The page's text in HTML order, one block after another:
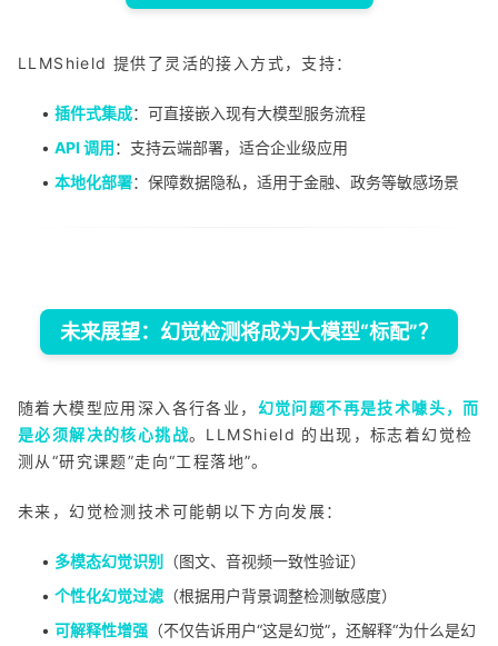
LLMShield 提供了灵活的接入方式，支持：
• 插件式集成：可直接嵌入现有大模型服务流程
• API 调用：支持云端部署，适合企业级应用
• 本地化部署：保障数据隐私，适用于金融、政务等敏感场景
未来展望：幻觉检测将成为大模型“标配”？
随着大模型应用深入各行各业， 幻觉问题不再是技术噱头，而
是必须解决的核心挑战。LLMShield 的出现，标志着幻觉检
测从“研究课题”走向“工程落地”。
未来，幻觉检测技术可能朝以下方向发展：
• 多模态幻觉识别
（图文、音视频一致性验证）
• 个性化幻觉过滤 （根据用户背景调整检测敏感度）
• 可解释性增强 （不仅告诉用户“这是幻觉”，还解释“为什么是幻